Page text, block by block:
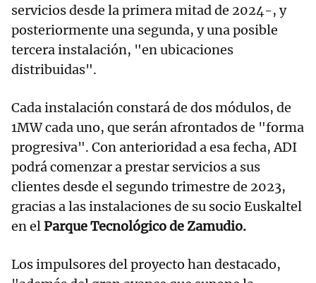
servicios desde la primera mitad de 2024-, y
posteriormente una segunda, y una posible
tercera instalación, "en ubicaciones
distribuidas".
Cada instalación constará de dos módulos, de
1MW cada uno, que serán afrontados de "forma
progresiva". Con anterioridad a esa fecha, ADI
podrá comenzar a prestar servicios a sus
clientes desde el segundo trimestre de 2023,
gracias a las instalaciones de su socio Euskaltel
en elParque Tecnológico de Zamudio.
Los impulsores del proyecto han destacado,